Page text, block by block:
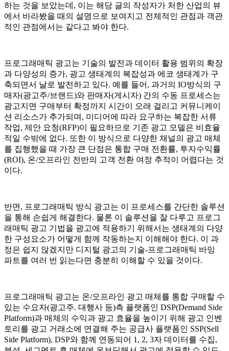
하는 것을 보았는데, 이는 해당 글의 작성자가 처한 산업의 뷰
에서 바라봤을 때의 설명으로 보여지고 전체적인 관점과 객관
적인 관점에서는 같다고 봐야 한다.
프로그래매틱 광고는 기술의 발전과 데이터 활용 범위의 확장
과 다양성의 증가, 광고 생태계의 복잡성과 에코 생태계가 구
축되면서 날로 발전하고 있다. 예를 들어, 과거의 IO방식의 구
매자(광고주/브랜드)와 판매자(게시자) 간의 수동 프로세스는
광고지면 구매부터 확정까지 시간이 오래 걸리고 커뮤니케이
션 리소스가 추가되며, 미디어에 따라 요구하는 복잡한 서류
작업, 제안 요청(RFP)이 필요하므로 기존 광고 모델은 비효율
적일 수밖에 없다. 또한 이 방식으로 다양한 채널의 광고 매체
를 집행했을 때 가장 큰 단점은 통합 구매 전환률, 투자수익률
(ROI), 온/오프라인 전반의 고객 전환 여정 추적이 어렵다는 것
이다.
반면, 프로그래매틱 방식 광고는 이 프로세스를 간단한 솔루션
을 통해 손쉽게 해결한다. 물론 이 솔루션을 잘 다루고 프로그
래매틱 광고 기법을 광고에 적용하기 위해서는 생태계의 다양
한 구성요소가 어떻게 함께 작동하는지 이해해야 한다. 이 과
정은 쉽지 않겠지만 디지털 광고의 기술-프로그래매틱 바잉
파트를 여러 번 읽는다면 충분히 이해할 수 있을 것이다.
프로그래매틱 광고는 온/오프라인 광고 매체를 통합 구매할 수
있는 수요자(광고주. 대행사 등)측 플랫폼인 DSP(Demand Side
Platform)과 매체의 수익과 광고 효율을 높이기 위해 광고 인벤
토리를 광고 거래소에 연결해 주는 공급사 플랫폼인 SSP(Sell
Side Platform), DSP와 함께 연동되어 1, 2, 3자 데이터를 수집,